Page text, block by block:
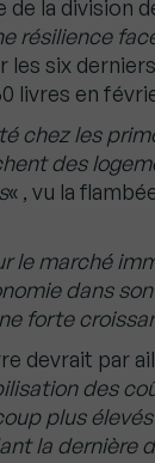
de la division
résilience
les six
livres en
chez les
des
« , vu la
le marché
dans
forte
devrait par
des
plus
la dernière